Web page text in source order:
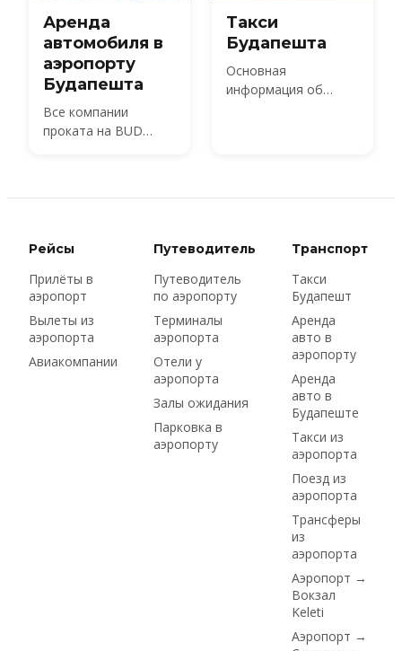
Аренда
автомобиля в
аэропорту
Будапешта
Все компании
проката на BUD
страховка и
для автомагистралей
— и стоит ли
вообще брать
машину в аэропорту
или в городе.
Такси
Будапешта
Основная
информация об
Рейсы
Прилёты в
аэропорт
Вылеты из
аэропорта
Авиакомпании
Путеводитель
Путеводитель
по аэропорту
Терминалы
аэропорта
Отели у
аэропорта
Залы ожидания
Парковка в
аэропорту
Транспорт
Такси
Будапешт
Аренда
авто в
аэропорту
Аренда
авто в
Будапеште
Такси из
аэропорта
Поезд из
аэропорта
Трансферы
из
аэропорта
Аэропорт →
Вокзал
Keleti
Аэропорт →